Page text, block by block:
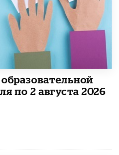
по 2 августа 2026